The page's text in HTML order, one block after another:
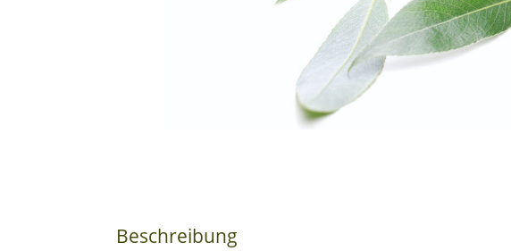
Beschreibung